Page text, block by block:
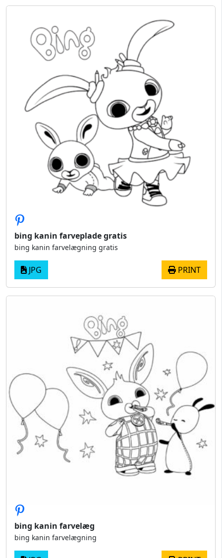
bing kanin farveplade gratis
bing kanin farvelægning gratis
JPG PRINT
bing kanin farvelæg
bing kanin farvelægning